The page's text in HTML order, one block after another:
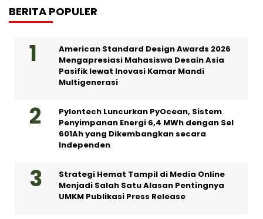
BERITA POPULER
American Standard Design Awards 2026
Mengapresiasi Mahasiswa Desain Asia
Pasifik lewat Inovasi Kamar Mandi
Multigenerasi
Pylontech Luncurkan PyOcean, Sistem
Penyimpanan Energi 6,4 MWh dengan Sel
601Ah yang Dikembangkan secara
Independen
Strategi Hemat Tampil di Media Online
Menjadi Salah Satu Alasan Pentingnya
UMKM Publikasi Press Release